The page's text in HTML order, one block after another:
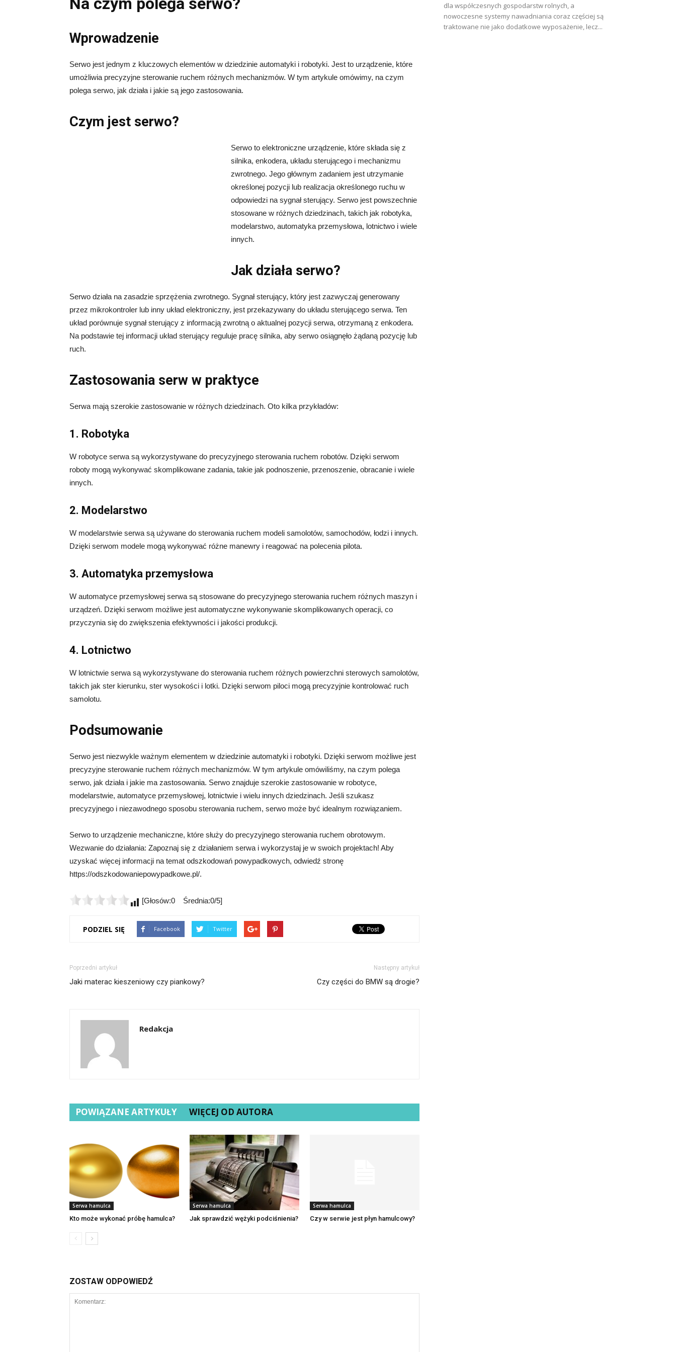
Wprowadzenie
Serwo jest jednym z kluczowych elementów w dziedzinie automatyki i robotyki. Jest to urządzenie, które
umożliwia precyzyjne sterowanie ruchem różnych mechanizmów. W tym artykule omówimy, na czym
polega serwo, jak działa i jakie są jego zastosowania.
Czym jest serwo?
Serwo to elektroniczne urządzenie, które składa się z
silnika, enkodera, układu sterującego i mechanizmu
zwrotnego. Jego głównym zadaniem jest utrzymanie
określonej pozycji lub realizacja określonego ruchu w
odpowiedzi na sygnał sterujący. Serwo jest powszechnie
stosowane w różnych dziedzinach, takich jak robotyka,
modelarstwo, automatyka przemysłowa, lotnictwo i wiele
innych.
Jak działa serwo?
Serwo działa na zasadzie sprzężenia zwrotnego. Sygnał sterujący, który jest zazwyczaj generowany
przez mikrokontroler lub inny układ elektroniczny, jest przekazywany do układu sterującego serwa. Ten
układ porównuje sygnał sterujący z informacją zwrotną o aktualnej pozycji serwa, otrzymaną z enkodera.
Na podstawie tej informacji układ sterujący reguluje pracę silnika, aby serwo osiągnęło żądaną pozycję lub
ruch.
Zastosowania serw w praktyce
Serwa mają szerokie zastosowanie w różnych dziedzinach. Oto kilka przykładów:
1. Robotyka
W robotyce serwa są wykorzystywane do precyzyjnego sterowania ruchem robotów. Dzięki serwom
roboty mogą wykonywać skomplikowane zadania, takie jak podnoszenie, przenoszenie, obracanie i wiele
innych.
2. Modelarstwo
W modelarstwie serwa są używane do sterowania ruchem modeli samolotów, samochodów, łodzi i innych.
Dzięki serwom modele mogą wykonywać różne manewry i reagować na polecenia pilota.
3. Automatyka przemysłowa
W automatyce przemysłowej serwa są stosowane do precyzyjnego sterowania ruchem różnych maszyn i
urządzeń. Dzięki serwom możliwe jest automatyczne wykonywanie skomplikowanych operacji, co
przyczynia się do zwiększenia efektywności i jakości produkcji.
4. Lotnictwo
W lotnictwie serwa są wykorzystywane do sterowania ruchem różnych powierzchni sterowych samolotów,
takich jak ster kierunku, ster wysokości i lotki. Dzięki serwom piloci mogą precyzyjnie kontrolować ruch
samolotu.
Podsumowanie
Serwo jest niezwykle ważnym elementem w dziedzinie automatyki i robotyki. Dzięki serwom możliwe jest
precyzyjne sterowanie ruchem różnych mechanizmów. W tym artykule omówiliśmy, na czym polega
serwo, jak działa i jakie ma zastosowania. Serwo znajduje szerokie zastosowanie w robotyce,
modelarstwie, automatyce przemysłowej, lotnictwie i wielu innych dziedzinach. Jeśli szukasz
precyzyjnego i niezawodnego sposobu sterowania ruchem, serwo może być idealnym rozwiązaniem.
Serwo to urządzenie mechaniczne, które służy do precyzyjnego sterowania ruchem obrotowym.
Wezwanie do działania: Zapoznaj się z działaniem serwa i wykorzystaj je w swoich projektach! Aby
uzyskać więcej informacji na temat odszkodowań powypadkowych, odwiedź stronę
https://odszkodowaniepowypadkowe.pl/.
[Głosów:0 Średnia:0/5]
PODZIEL SIĘ Facebook Twitter
Poprzedni artykuł
Jaki materac kieszeniowy czy piankowy?
Następny artykuł
Czy części do BMW są drogie?
Redakcja
POWIĄZANE ARTYKUŁY WIĘCEJ OD AUTORA
Serwa hamulca
Kto może wykonać próbę hamulca?
Serwa hamulca
Jak sprawdzić wężyki podciśnienia?
Serwa hamulca
Czy w serwie jest płyn hamulcowy?
ZOSTAW ODPOWIEDŹ
dla współczesnych gospodarstw rolnych, a
nowoczesne systemy nawadniania coraz częściej są
traktowane nie jako dodatkowe wyposażenie, lecz...